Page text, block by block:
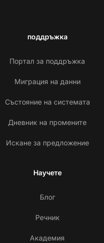
поддръжка
Портал за поддръжка
Миграция на данни
Състояние на системата
Дневник на промените
Искане за предложение
Научете
Блог
Речник
Академия